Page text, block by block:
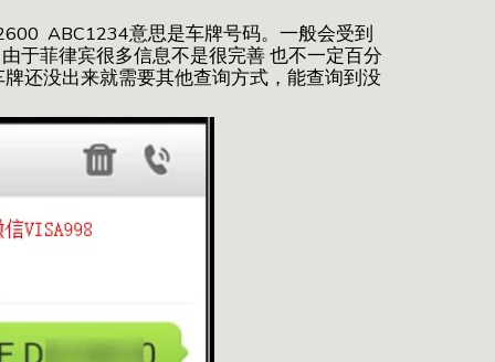
ABC1234意思是车牌号码。一般会受到
于菲律宾很多信息不是很完善 也不一定百分
还没出来就需要其他查询方式，能查询到没